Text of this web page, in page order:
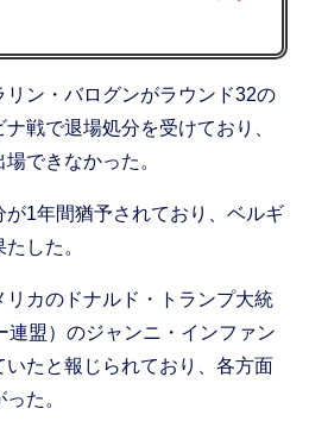
ン・バログンがラウンド32の
戦で退場処分を受けており、
できなかった。
1年間猶予されており、ベルギ
した。
カのドナルド・トランプ大統
連盟）のジャンニ・インファン
たと報じられており、各方面
た。